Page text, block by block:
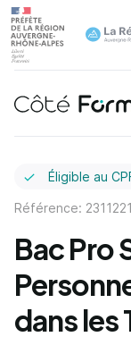
Éligible au
Référence:
Bac Pro
dans les